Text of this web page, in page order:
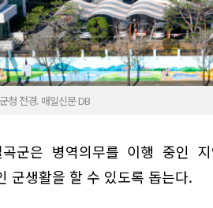
청 전경. 매일신문 DB
군은 병역의무를 이행 중인
군생활을 할 수 있도록 돕는다.